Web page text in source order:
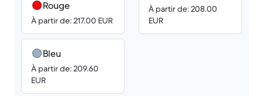
Rouge
À partir de: 217.00 EUR
Bleu
À partir de: 209.60
EUR
À partir de: 208.00
EUR